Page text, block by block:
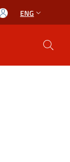
ENG